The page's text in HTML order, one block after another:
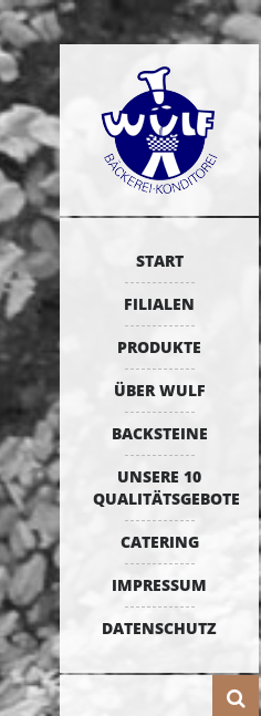
START
FILIALEN
PRODUKTE
ÜBER WULF
BACKSTEINE
UNSERE 10
QUALITÄTSGEBOTE
CATERING
IMPRESSUM
DATENSCHUTZ